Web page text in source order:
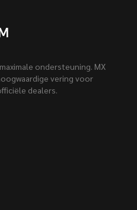
ondersteuning. MX
vering voor
dealers.